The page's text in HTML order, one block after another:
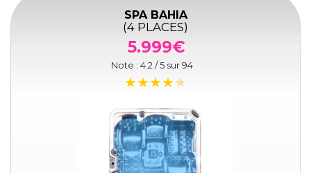
SPA BAHIA
(4 PLACES)
5.999€
Note : 4.2 / 5 sur94